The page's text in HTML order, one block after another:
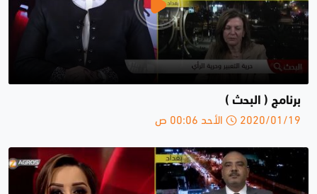
برنامج ( البحث )
2020/01/19 الأحد 00:06 ص